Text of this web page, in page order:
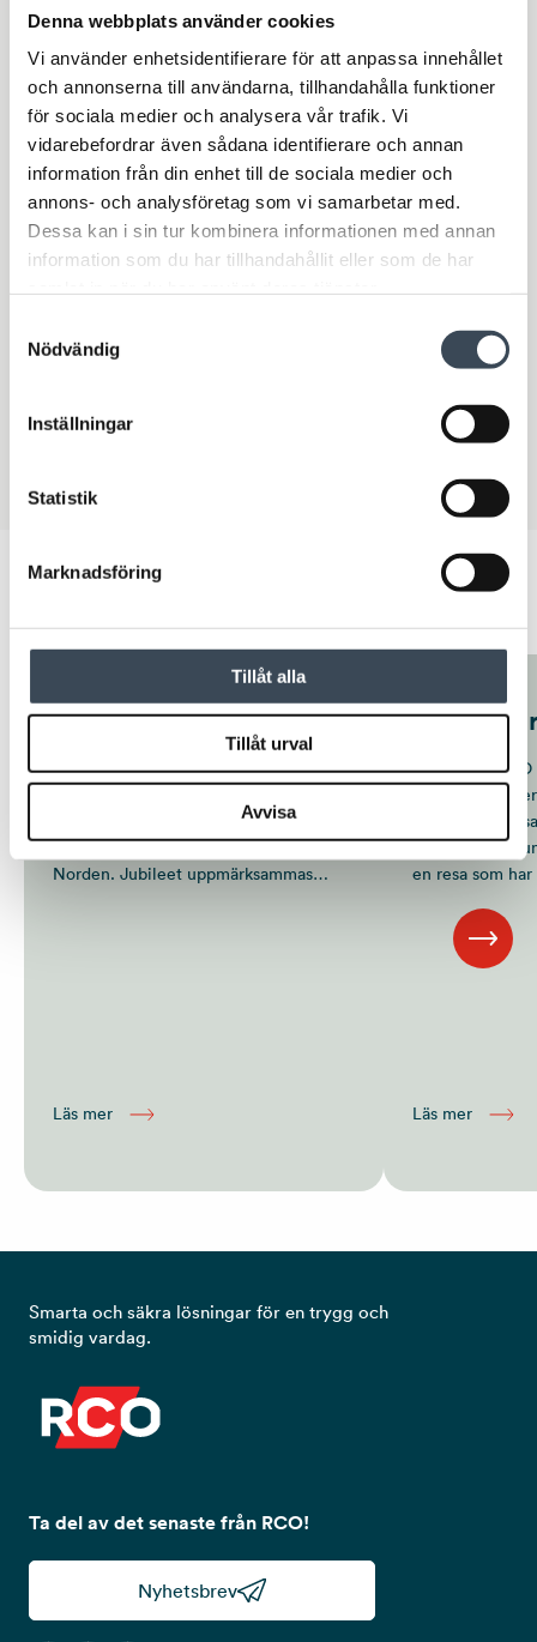
Denna webbplats använder cookies
Vi använder enhetsidentifierare för att anpassa innehållet
och annonserna till användarna, tillhandahålla funktioner
för sociala medier och analysera vår trafik. Vi
vidarebefordrar även sådana identifierare och annan
information från din enhet till de sociala medier och
annons- och analysföretag som vi samarbetar med.
Dessa kan i sin tur kombinera informationen med annan
information som du har tillhandahållit eller som de har
Nödvändig
Inställningar
Statistik
Marknadsföring
Tillåt alla
Tillåt urval
Avvisa
Namn
Email*
Telefonnummer
Meddelande
Nyheter
50 år 50 röster
I 50 år har RCO Security utvecklat
offentliga verksamheter och
arbetsplatser runt om i
Norden. Jubileet uppmärksammas
Läs mer
RCO 50
I 50 år har
larm- och
offentliga
arbetsplatser
en resa som
samarbete
partners i en
Läs mer
Ta del av det senaste från RCO!
Nyhetsbrev
Smarta och säkra lösningar för en trygg och
smidig vardag.